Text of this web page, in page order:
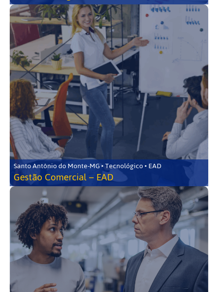
Santo Antônio do Monte-MG • Tecnológico • EAD
Gestão Comercial – EAD